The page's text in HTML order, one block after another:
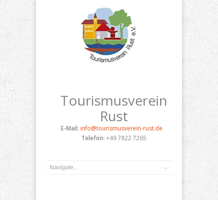
Tourismusverein
Rust
E-Mail: info@tourismusverein-rust.de
Telefon: +49 7822 7265